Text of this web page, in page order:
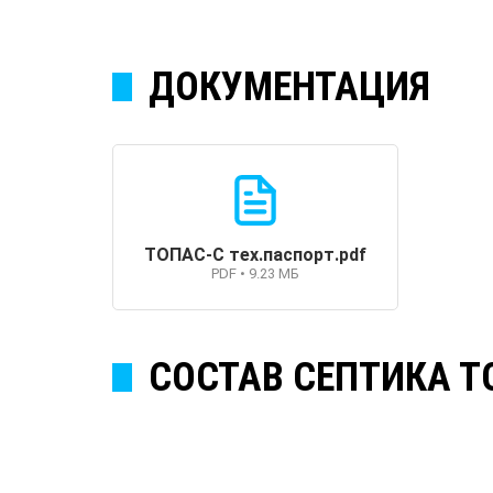
ДОКУМЕНТАЦИЯ
ТОПАС-С тех.паспорт.pdf
PDF • 9.23 МБ
СОСТАВ СЕПТИКА